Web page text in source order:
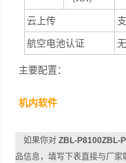
云上传
航空电池认证 无
主要配置：
机内软件
如果你对ZBL-P8100ZBL-
品信息，填写下表直接与厂家